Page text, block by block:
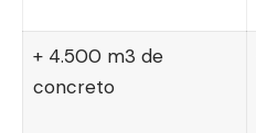
+ 4.500 m3 de
concreto